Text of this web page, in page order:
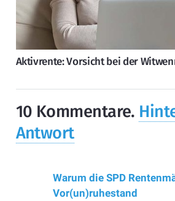
Aktivrente: Vorsicht bei der
10 Kommentare.
Antwort
Warum die SPD
Vor(un)ruhestand